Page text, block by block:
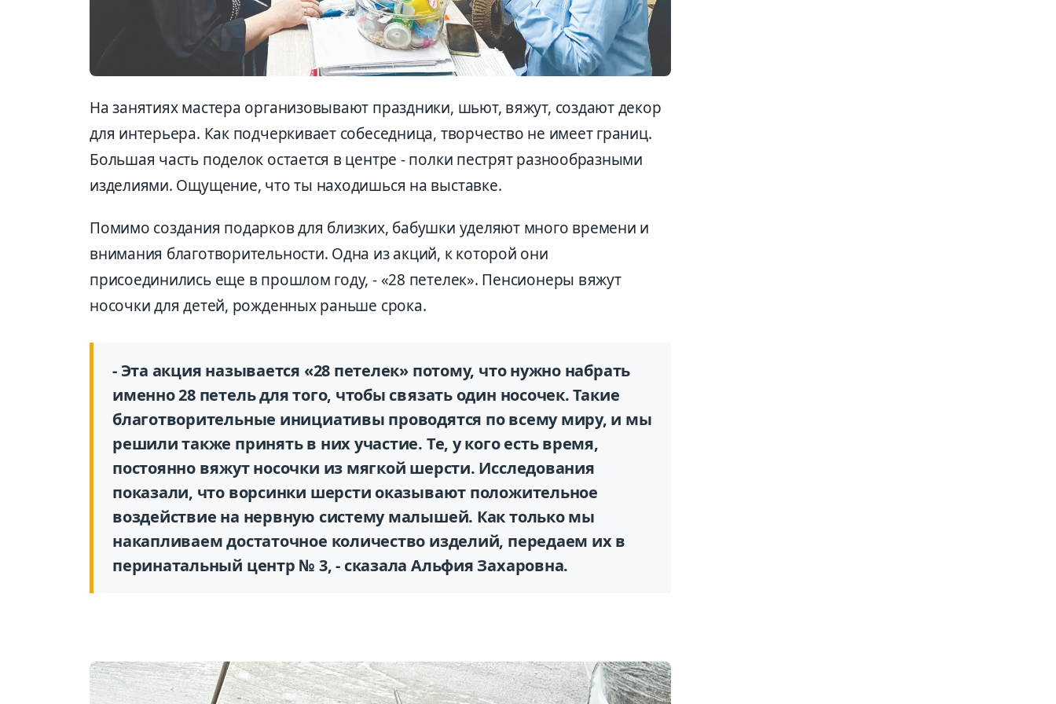
На занятиях мастера организовывают праздники, шьют, вяжут, создают декор
для интерьера. Как подчеркивает собеседница, творчество не имеет границ.
Большая часть поделок остается в центре - полки пестрят разнообразными
изделиями. Ощущение, что ты находишься на выставке.
Помимо создания подарков для близких, бабушки уделяют много времени и
внимания благотворительности. Одна из акций, к которой они
присоединились еще в прошлом году, - «28 петелек». Пенсионеры вяжут
носочки для детей, рожденных раньше срока.
- Эта акция называется «28 петелек» потому, что нужно набрать
именно 28 петель для того, чтобы связать один носочек. Такие
благотворительные инициативы проводятся по всему миру, и мы
решили также принять в них участие. Те, у кого есть время,
постоянно вяжут носочки из мягкой шерсти. Исследования
показали, что ворсинки шерсти оказывают положительное
воздействие на нервную систему малышей. Как только мы
накапливаем достаточное количество изделий, передаем их в
перинатальный центр № 3, - сказала Альфия Захаровна.